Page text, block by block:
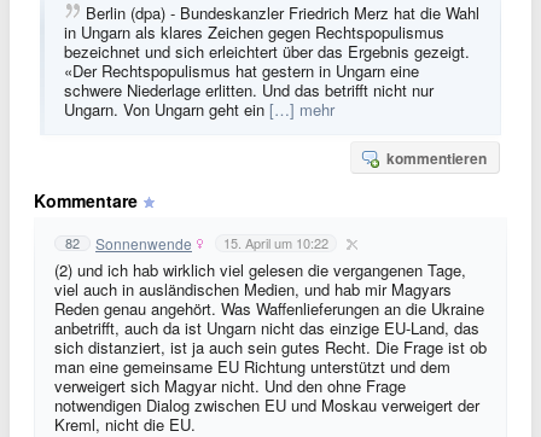
Berlin (dpa) - Bundeskanzler Friedrich Merz hat die Wahl
in Ungarn als klares Zeichen gegen Rechtspopulismus
bezeichnet und sich erleichtert über das Ergebnis gezeigt.
«Der Rechtspopulismus hat gestern in Ungarn eine
schwere Niederlage erlitten. Und das betrifft nicht nur
Ungarn. Von Ungarn geht ein […] mehr
kommentieren
Kommentare
82 Sonnenwende 15. April um 10:22
(2) und ich hab wirklich viel gelesen die vergangenen Tage,
viel auch in ausländischen Medien, und hab mir Magyars
Reden genau angehört. Was Waffenlieferungen an die Ukraine
anbetrifft, auch da ist Ungarn nicht das einzige EU-Land, das
sich distanziert, ist ja auch sein gutes Recht. Die Frage ist ob
man eine gemeinsame EU Richtung unterstützt und dem
verweigert sich Magyar nicht. Und den ohne Frage
notwendigen Dialog zwischen EU und Moskau verweigert der
Kreml, nicht die EU.